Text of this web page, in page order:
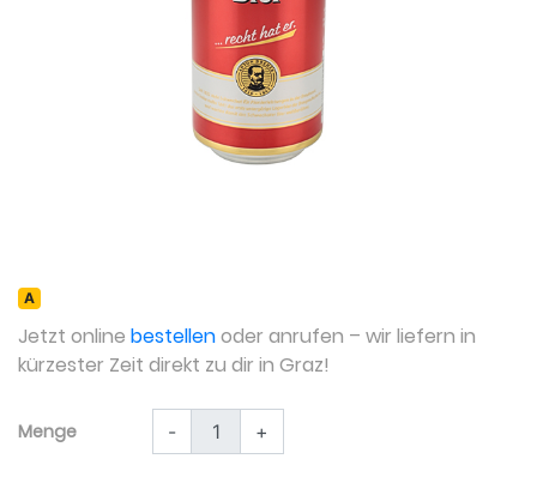
А
Jetzt online bestellenoder anrufen – wir liefern in
kürzester Zeit direkt zu dir in Graz!
Menge - +